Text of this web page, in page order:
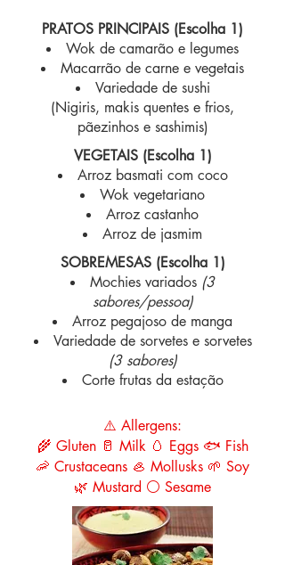
PRATOS PRINCIPAIS (Escolha 1)
Wok de camarão e legumes
Macarrão de carne e vegetais
Variedade de sushi
(Nigiris, makis quentes e frios,
pãezinhos e sashimis)
VEGETAIS (Escolha 1)
Arroz basmati com coco
Wok vegetariano
Arroz castanho
Arroz de jasmim
SOBREMESAS (Escolha 1)
Mochies variados (3
sabores/pessoa)
Arroz pegajoso de manga
Variedade de sorvetes e sorvetes
(3 sabores)
Corte frutas da estação
⚠️ Allergens:
🌾 Gluten 🥛 Milk 🥚 Eggs 🐟 Fish
🦐 Crustaceans 🦪 Mollusks 🌱 Soy
🌿 Mustard ⚪ Sesame